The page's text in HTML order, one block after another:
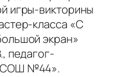
игры-викторины
класса «С
экран»
педагог-
№44».